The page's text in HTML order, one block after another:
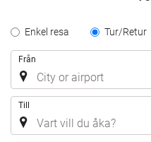
Tipo
Trayecto
Enkel resa Tur/Retur
Resa
Från
Till